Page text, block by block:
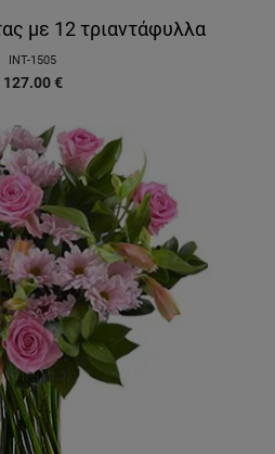
με 12 τριαντάφυλλα
INT-1505
127.00 €